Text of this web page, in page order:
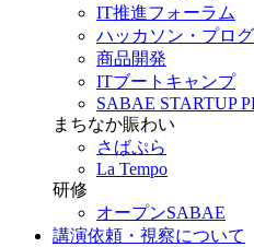
IT推進フォーラム
ハッカソン・プロ
商品開発
ITブートキャンプ
SABAE STARTUP
まちなか賑わい
さばぷら
La Tempo
研修
オープンSABAE
講演依頼・視察について